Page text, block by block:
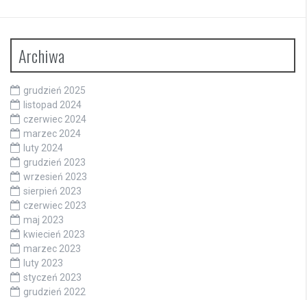
Archiwa
grudzień 2025
listopad 2024
czerwiec 2024
marzec 2024
luty 2024
grudzień 2023
wrzesień 2023
sierpień 2023
czerwiec 2023
maj 2023
kwiecień 2023
marzec 2023
luty 2023
styczeń 2023
grudzień 2022